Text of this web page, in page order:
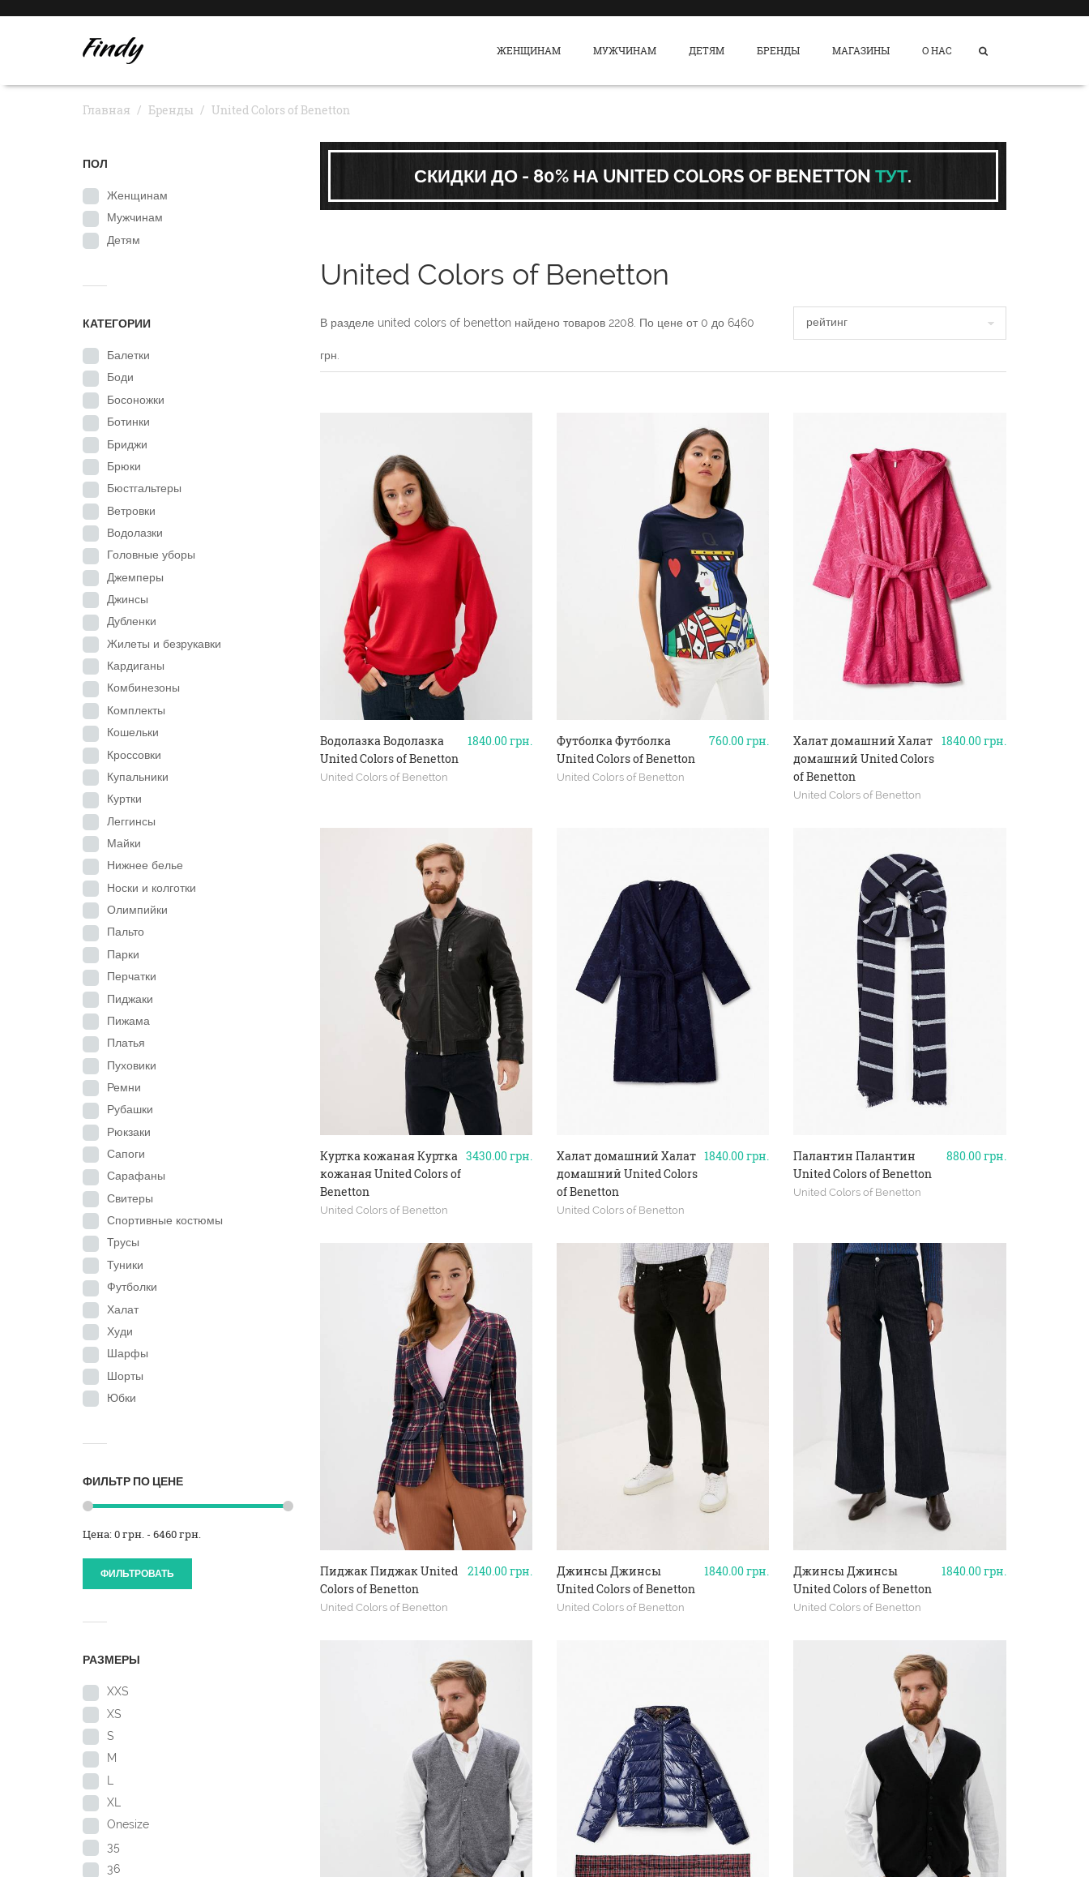
ЖЕНЩИНАМ МУЖЧИНАМ ДЕТЯМ БРЕНДЫ МАГАЗИНЫ О НАС
Главная Бренды United Colors of Benetton
ПОЛ
Женщинам
Мужчинам
Детям
КАТЕГОРИИ
Балетки
Боди
Босоножки
Ботинки
Бриджи
Брюки
Бюстгальтеры
Ветровки
Водолазки
Головные уборы
Джемперы
Джинсы
Дубленки
Жилеты и безрукавки
Кардиганы
Комбинезоны
Комплекты
Кошельки
Кроссовки
Купальники
Куртки
Леггинсы
Майки
Нижнее белье
Носки и колготки
Олимпийки
Пальто
Парки
Перчатки
Пиджаки
Пижама
Платья
Пуховики
Ремни
Рубашки
Рюкзаки
Сапоги
Сарафаны
Свитеры
Спортивные костюмы
Трусы
Туники
Футболки
Халат
Худи
Шарфы
Шорты
Юбки
ФИЛЬТР ПО ЦЕНЕ
Цена: 0 грн. - 6460 грн.
ФИЛЬТРОВАТЬ
РАЗМЕРЫ
XXS
XS
S
M
XL
Onesize
35
36
СКИДКИ ДО - 80% НА UNITED COLORS OF BENETTONТУТ.
United Colors of Benetton
В разделе united colors of benettonнайдено товаров 2208. По цене от0 до 6460
грн.
1840.00грн.
Водолазка Водолазка
United Colors of Benetton
United Colors of Benetton
760.00грн.
Футболка Футболка
United Colors of Benetton
United Colors of Benetton
1840.00грн.
Халат домашний Халат
домашний United Colors
of Benetton
United Colors of Benetton
3430.00грн.
Куртка кожаная Куртка
кожаная United Colors of
Benetton
United Colors of Benetton
1840.00грн.
Халат домашний Халат
домашний United Colors
of Benetton
United Colors of Benetton
880.00грн.
Палантин Палантин
United Colors of Benetton
United Colors of Benetton
2140.00грн.
Пиджак Пиджак United
Colors of Benetton
United Colors of Benetton
1840.00грн.
Джинсы Джинсы
United Colors of Benetton
United Colors of Benetton
1840.00грн.
Джинсы Джинсы
United Colors of Benetton
United Colors of Benetton